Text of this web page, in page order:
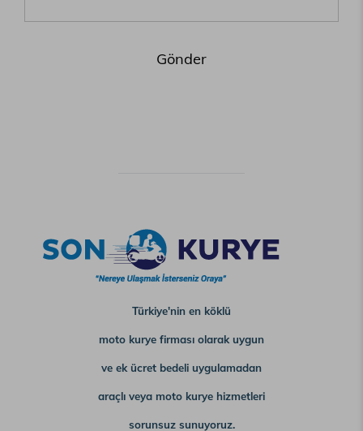
Gönder
Türkiye'nin en köklü
moto kurye firması olarak uygun
ve ek ücret bedeli uygulamadan
araçlı veya moto kurye hizmetleri
sorunsuz sunuyoruz.